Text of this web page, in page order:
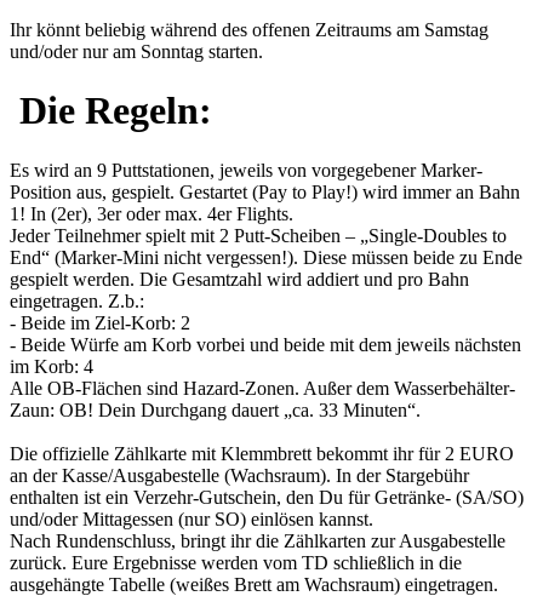
Ihr könnt beliebig während des offenen Zeitraums am Samstag
und/oder nur am Sonntag starten.
Die Regeln:
Es wird an 9 Puttstationen, jeweils von vorgegebener Marker-
Position aus, gespielt. Gestartet (Pay to Play!) wird immer an Bahn
1! In (2er), 3er oder max. 4er Flights.
Jeder Teilnehmer spielt mit 2 Putt-Scheiben – „Single-Doubles to
End“ (Marker-Mini nicht vergessen!). Diese müssen beide zu Ende
gespielt werden. Die Gesamtzahl wird addiert und pro Bahn
eingetragen. Z.b.:
- Beide im Ziel-Korb: 2
- Beide Würfe am Korb vorbei und beide mit dem jeweils nächsten
im Korb: 4
Alle OB-Flächen sind Hazard-Zonen. Außer dem Wasserbehälter-
Zaun: OB! Dein Durchgang dauert „ca. 33 Minuten“.
Die offizielle Zählkarte mit Klemmbrett bekommt ihr für 2 EURO
an der Kasse/Ausgabestelle (Wachsraum). In der Stargebühr
enthalten ist ein Verzehr-Gutschein, den Du für Getränke- (SA/SO)
und/oder Mittagessen (nur SO) einlösen kannst.
Nach Rundenschluss, bringt ihr die Zählkarten zur Ausgabestelle
zurück. Eure Ergebnisse werden vom TD schließlich in die
ausgehängte Tabelle (weißes Brett am Wachsraum) eingetragen.